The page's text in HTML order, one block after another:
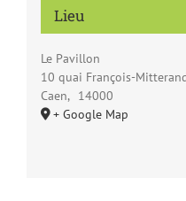
Lieu
Le Pavillon
10 quai François-
Caen, 14000
+ Google Map